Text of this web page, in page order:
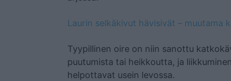
Laurin selkäkivut hävisivät – muutama
Tyypillinen oire on niin sanottu
puutumista tai heikkoutta, ja
helpottavat usein levossa.